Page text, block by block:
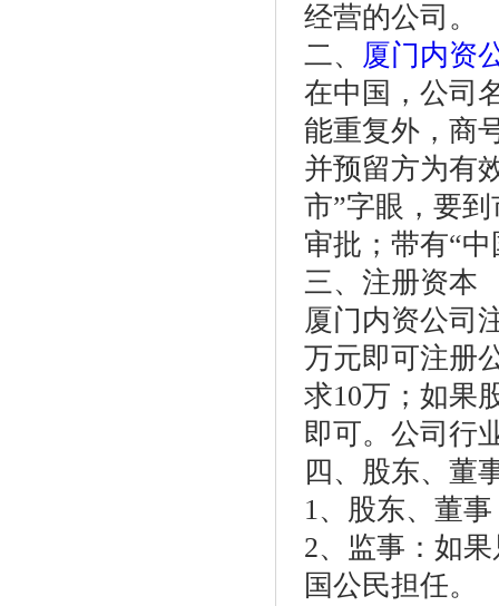
经营的公司。
二、 厦门内资
在中国，公司
能重复外，商
并预留方为有
市”字眼，要
审批；带有“
三、注册资本
厦门内资公司
万元即可注册
求10万；如果
即可。公司行
四、股东、董
1、股东、董
2、监事：如
国公民担任。